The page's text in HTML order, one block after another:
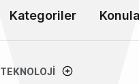
Kategoriler
TEKNOLOJI